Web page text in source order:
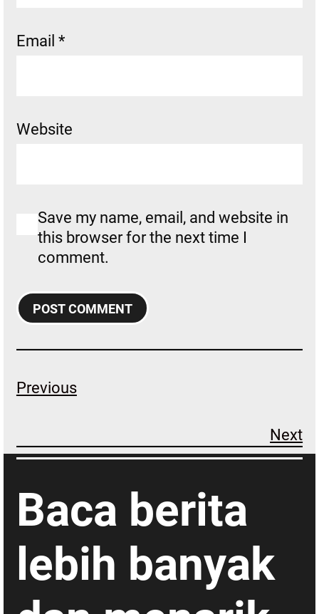
Email *
Website
Save my name, email, and website in
this browser for the next time I
comment.
Previous
Next
Baca berita
lebih banyak